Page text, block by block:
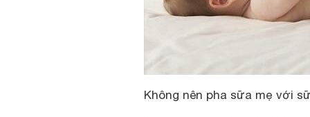
Không nên pha sữa mẹ với